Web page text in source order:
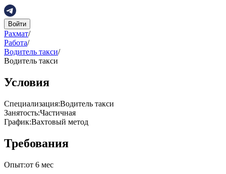
Войти
Рахмат/
Работа/
Водитель такси/
Водитель такси
Условия
Специализация:Водитель такси
Занятость:Частичная
График:Вахтовый метод
Требования
Опыт:от 6 мес